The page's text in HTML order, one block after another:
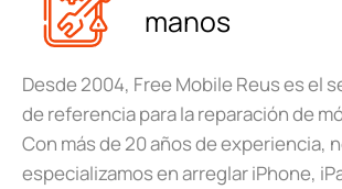
manos
Desde 2004, Free Mobile Reus es el
de referencia para la reparación de
Con más de 20 años de experiencia,
especializamos en arreglar iPhone,